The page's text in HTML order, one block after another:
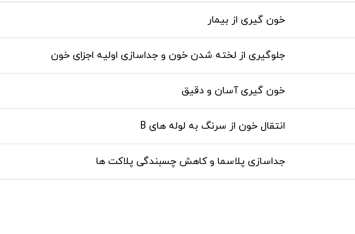
خون گیری از بیمار
جلوگیری از لخته شدن خون و جداسازی اولیه اجزای خون
خون گیری آسان و دقیق
انتقال خون از سرنگ به لوله های B
جداسازی پلاسما و کاهش چسبندگی پلاکت ها